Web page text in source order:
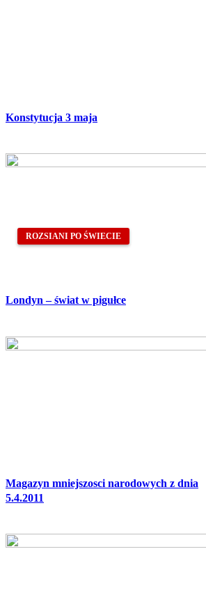
Konstytucja 3 maja
ROZSIANI PO ŚWIECIE
Londyn – świat w pigułce
Magazyn mniejszosci narodowych z dnia
5.4.2011